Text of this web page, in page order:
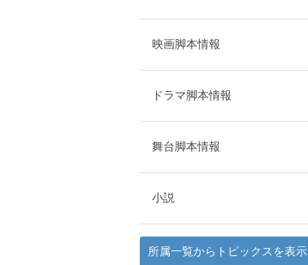
映画脚本情報
ドラマ脚本情報
舞台脚本情報
小説
所属一覧からトピックスを表示